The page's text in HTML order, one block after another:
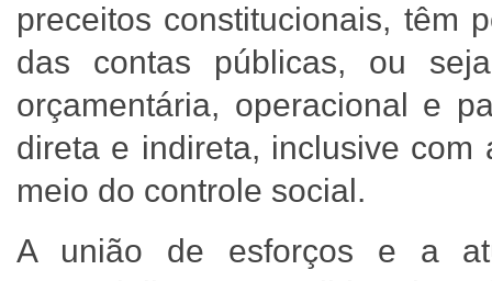
preceitos constitucionais, têm
das contas públicas, ou
orçamentária, operacional e
direta e indireta, inclusive
meio do controle social.
A união de esforços e a